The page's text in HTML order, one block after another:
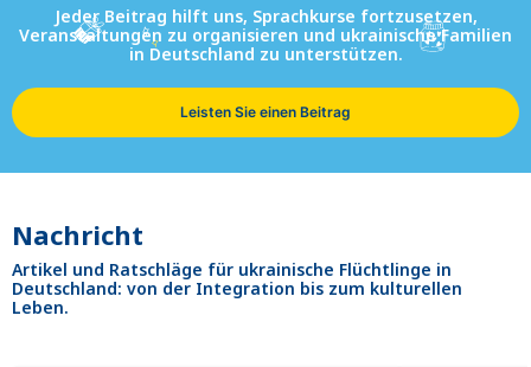
Jeder Beitrag hilft uns, Sprachkurse fortzusetzen,
Veranstaltungen zu organisieren und ukrainische Familien
in Deutschland zu unterstützen.
Leisten Sie einen Beitrag
Nachricht
Artikel und Ratschläge für ukrainische Flüchtlinge in
Deutschland: von der Integration bis zum kulturellen
Leben.